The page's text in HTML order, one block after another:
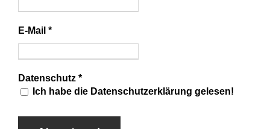
E-Mail *
Datenschutz *
Ich habe die Datenschutzerklärung gelesen!